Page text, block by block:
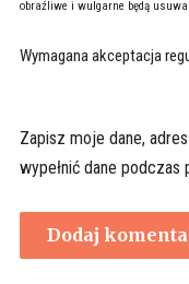
obraźliwe i wulgarne będą
Wymagana akceptacja
Zapisz moje dane,
wypełnić dane podczas